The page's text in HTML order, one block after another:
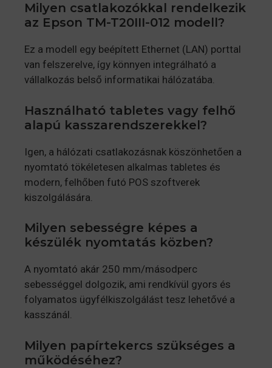
Milyen csatlakozókkal rendelkezik
az Epson TM-T20III-012 modell?
Ez a modell egy beépített Ethernet (LAN) porttal
van felszerelve, így könnyen integrálható a
vállalkozás belső informatikai hálózatába.
Használható tabletes vagy felhő
alapú kasszarendszerekkel?
Igen, a hálózati csatlakozásnak köszönhetően a
nyomtató tökéletesen alkalmas tabletes és
modern, felhőben futó POS szoftverek
kiszolgálására.
Milyen sebességre képes a
készülék nyomtatás közben?
A nyomtató akár 250 mm/másodperc
sebességgel dolgozik, ami rendkívül gyors és
folyamatos ügyfélkiszolgálást tesz lehetővé a
kasszánál.
Milyen papírtekercs szükséges a
működéséhez?